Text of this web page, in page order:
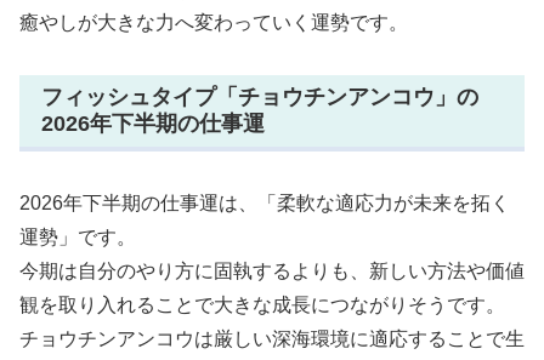
癒やしが大きな力へ変わっていく運勢です。
フィッシュタイプ「チョウチンアンコウ」の
2026年下半期の仕事運
2026年下半期の仕事運は、「柔軟な適応力が未来を拓く
運勢」です。
今期は自分のやり方に固執するよりも、新しい方法や価値
観を取り入れることで大きな成長につながりそうです。
チョウチンアンコウは厳しい深海環境に適応することで生